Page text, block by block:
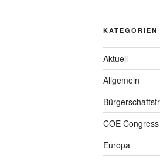
KATEGORIEN
Aktuell
Allgemein
COE Congress
Europa